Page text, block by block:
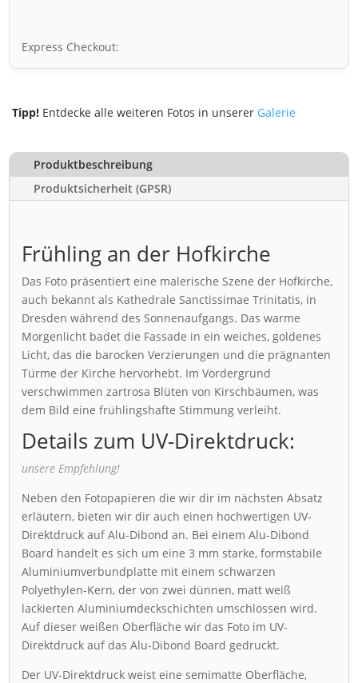
Express Checkout:
Tipp! Entdecke alle weiteren Fotos in unserer Galerie
Produktbeschreibung
Produktsicherheit (GPSR)
Frühling an der Hofkirche
Das Foto präsentiert eine malerische Szene der Hofkirche,
auch bekannt als Kathedrale Sanctissimae Trinitatis, in
Dresden während des Sonnenaufgangs. Das warme
Morgenlicht badet die Fassade in ein weiches, goldenes
Licht, das die barocken Verzierungen und die prägnanten
Türme der Kirche hervorhebt. Im Vordergrund
verschwimmen zartrosa Blüten von Kirschbäumen, was
dem Bild eine frühlingshafte Stimmung verleiht.
Details zum UV-Direktdruck:
unsere Empfehlung!
Neben den Fotopapieren die wir dir im nächsten Absatz
erläutern, bieten wir dir auch einen hochwertigen UV-
Direktdruck auf Alu-Dibond an. Bei einem Alu-Dibond
Board handelt es sich um eine 3 mm starke, formstabile
Aluminiumverbundplatte mit einem schwarzen
Polyethylen-Kern, der von zwei dünnen, matt weiß
lackierten Aluminiumdeckschichten umschlossen wird.
Auf dieser weißen Oberfläche wir das Foto im UV-
Direktdruck auf das Alu-Dibond Board gedruckt.
Der UV-Direktdruck weist eine semimatte Oberfläche,